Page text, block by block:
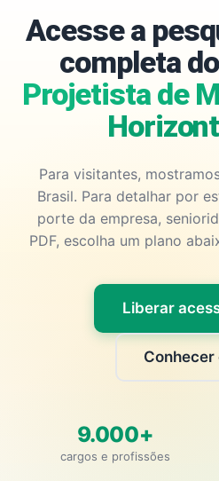
Acesse a
completa
Projetista de
Para visitantes,
Brasil. Para detalhar por
porte da empresa,
PDF, escolha um plano
Liberar
Conhecer
9.000+
cargos e profissões